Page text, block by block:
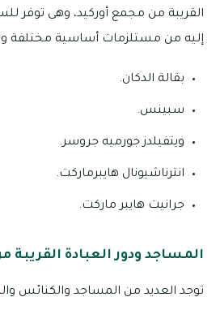
القريبة من مجمع أوركيد، وهى توفر
إليه من مستلزمات أساسية مختلفة
بقالة الدكان.
سبينس.
ويتفيلدز جورميه جروسر.
انترناشيونال هايبرماركت.
جرانيت هايبر ماركت.
المساجد ودور العبادة القريبة
توجد العديد من المساجد والكنائس